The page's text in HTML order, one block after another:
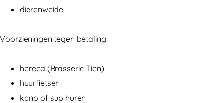
o
t
r
o
t
r
o
t
dierenweide
Voorzieningen tegen betaling:
horeca (Brasserie Tien)
huurfietsen
kano of sup huren